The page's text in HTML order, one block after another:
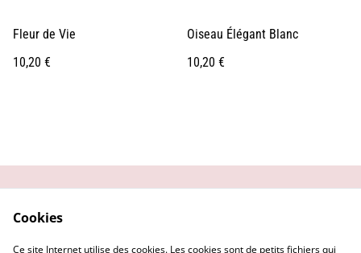
Fleur de Vie
10,20 €
Oiseau Élégant Blanc
10,20 €
confidentialité
Cookies
Ce site Internet utilise des cookies. Les cookies sont de petits fichiers qui